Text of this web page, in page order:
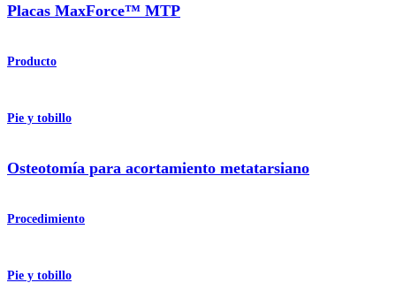
Placas MaxForce™ MTP
Producto
Pie y tobillo
Osteotomía para acortamiento metatarsiano
Procedimiento
Pie y tobillo